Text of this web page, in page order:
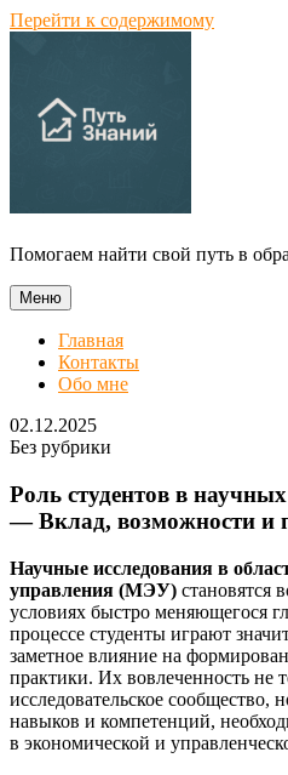
Перейти к содержимому
Помогаем найти свой путь в
Меню
Главная
Контакты
Обо мне
02.12.2025
Без рубрики
Роль студентов в
— Вклад, возможности и
Научные исследования в
управления (МЭУ) становятся
условиях быстро меняющегося
процессе студенты играют
заметное влияние на
практики. Их вовлеченность не
исследовательское сообщество,
навыков и компетенций,
в экономической и